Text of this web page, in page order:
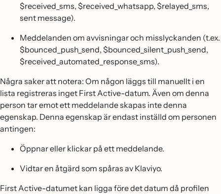
$received_sms, $received_whatsapp, $relayed_sms,
sent message).
Meddelanden om avvisningar och misslyckanden (t.ex.
$bounced_push_send, $bounced_silent_push_send,
$received_automated_response_sms).
Några saker att notera: Om någon läggs till manuellt i en
lista registreras inget First Active-datum. Även om denna
person tar emot ett meddelande skapas inte denna
egenskap. Denna egenskap är endast inställd om personen
antingen:
Öppnar eller klickar på ett meddelande.
Vidtar en åtgärd som spåras av Klaviyo.
First Active-datumet kan ligga före det datum då profilen